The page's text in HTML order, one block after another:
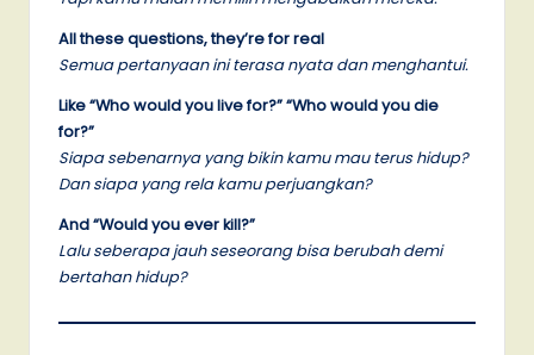
All these questions, they’re for real
Semua pertanyaan ini terasa nyata dan menghantui.
Like “Who would you live for?” “Who would you die
for?”
Siapa sebenarnya yang bikin kamu mau terus hidup?
Dan siapa yang rela kamu perjuangkan?
And “Would you ever kill?”
Lalu seberapa jauh seseorang bisa berubah demi
bertahan hidup?